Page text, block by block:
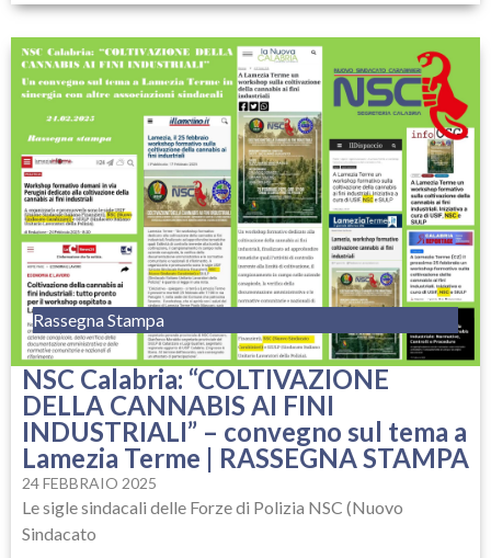
Rassegna Stampa
NSC Calabria: “COLTIVAZIONE
DELLA CANNABIS AI FINI
INDUSTRIALI” – convegno sul tema a
Lamezia Terme | RASSEGNA STAMPA
24 FEBBRAIO 2025
Le sigle sindacali delle Forze di Polizia NSC (Nuovo
Sindacato